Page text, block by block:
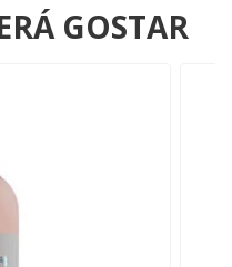
GOSTAR